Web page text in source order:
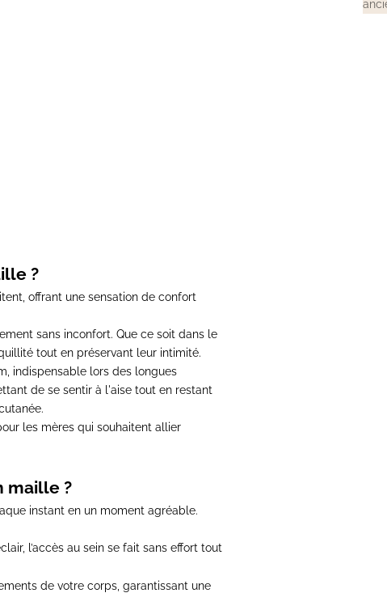
?
, offrant une sensation de confort
sans inconfort. Que ce soit dans le
tout en préservant leur intimité.
indispensable lors des longues
de se sentir à l'aise tout en restant
les mères qui souhaitent allier
maille ?
instant en un moment agréable.
l’accès au sein se fait sans effort tout
de votre corps, garantissant une